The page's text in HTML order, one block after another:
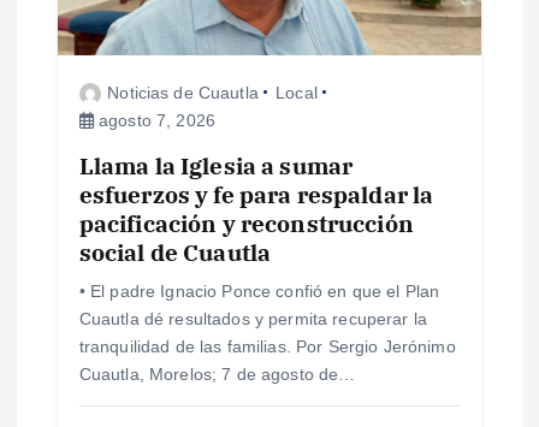
n
Noticias de Cuautla
Local
agosto 7, 2026
Llama la Iglesia a sumar
esfuerzos y fe para respaldar la
pacificación y reconstrucción
social de Cuautla
• El padre Ignacio Ponce confió en que el Plan
Cuautla dé resultados y permita recuperar la
tranquilidad de las familias. Por Sergio Jerónimo
Cuautla, Morelos; 7 de agosto de…